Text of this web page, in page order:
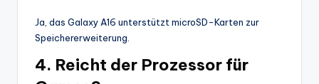
Ja, das Galaxy A16 unterstützt microSD-Karten zur
Speichererweiterung.
4. Reicht der Prozessor für